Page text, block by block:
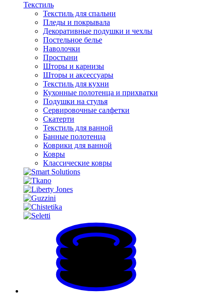
Текстиль
Текстиль для спальни
Пледы и покрывала
Декоративные подушки и чехлы
Постельное белье
Наволочки
Простыни
Шторы и карнизы
Шторы и аксессуары
Текстиль для кухни
Кухонные полотенца и прихватки
Подушки на стулья
Сервировочные салфетки
Скатерти
Текстиль для ванной
Банные полотенца
Коврики для ванной
Ковры
Классические ковры